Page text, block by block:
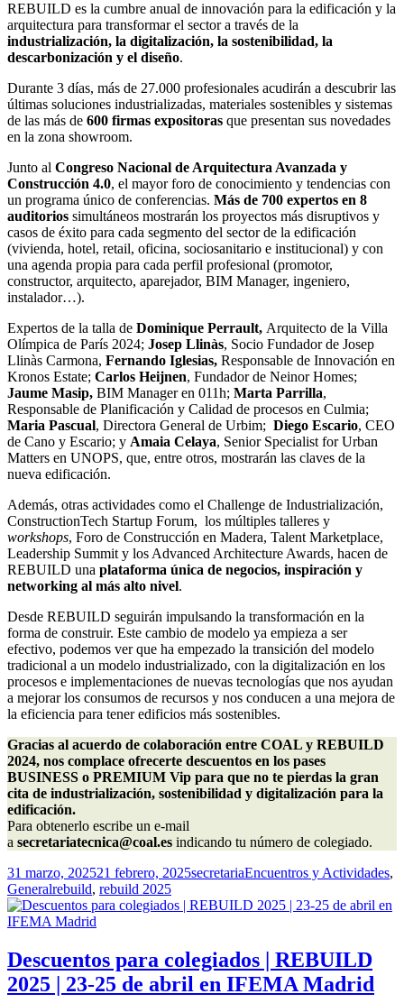
REBUILD es la cumbre anual de innovación para la edificación y la
arquitectura para transformar el sector a través de la
industrialización, la digitalización, la sostenibilidad, la
descarbonización y el diseño.
Durante 3 días, más de 27.000 profesionales acudirán a descubrir las
últimas soluciones industrializadas, materiales sostenibles y sistemas
de las más de 600 firmas expositoras que presentan sus novedades
en la zona showroom.
Junto al Congreso Nacional de Arquitectura Avanzada y
Construcción 4.0, el mayor foro de conocimiento y tendencias con
un programa único de conferencias. Más de 700 expertos en 8
auditorios simultáneos mostrarán los proyectos más disruptivos y
casos de éxito para cada segmento del sector de la edificación
(vivienda, hotel, retail, oficina, sociosanitario e institucional) y con
una agenda propia para cada perfil profesional (promotor,
constructor, arquitecto, aparejador, BIM Manager, ingeniero,
instalador…).
Expertos de la talla de Dominique Perrault, Arquitecto de la Villa
Olímpica de París 2024; Josep Llinàs, Socio Fundador de Josep
Llinàs Carmona, Fernando Iglesias, Responsable de Innovación en
Kronos Estate; Carlos Heijnen, Fundador de Neinor Homes;
Jaume Masip, BIM Manager en 011h; Marta Parrilla,
Responsable de Planificación y Calidad de procesos en Culmia;
Maria Pascual, Directora General de Urbim; Diego Escario, CEO
de Cano y Escario; y Amaia Celaya, Senior Specialist for Urban
Matters en UNOPS, que, entre otros, mostrarán las claves de la
nueva edificación.
Además, otras actividades como el Challenge de Industrialización,
ConstructionTech Startup Forum, los múltiples talleres y
workshops, Foro de Construcción en Madera, Talent Marketplace,
Leadership Summit y los Advanced Architecture Awards, hacen de
REBUILD una plataforma única de negocios, inspiración y
networking al más alto nivel.
Desde REBUILD seguirán impulsando la transformación en la
forma de construir. Este cambio de modelo ya empieza a ser
efectivo, podemos ver que ha empezado la transición del modelo
tradicional a un modelo industrializado, con la digitalización en los
procesos e implementaciones de nuevas tecnologías que nos ayudan
a mejorar los consumos de recursos y nos conducen a una mejora de
la eficiencia para tener edificios más sostenibles.
Gracias al acuerdo de colaboración entre COAL y REBUILD
2024, nos complace ofrecerte descuentos en los pases
BUSINESS o PREMIUM Vip para que no te pierdas la gran
cita de industrialización, sostenibilidad y digitalización para la
edificación.
Para obtenerlo escribe un e-mail
a secretariatecnica@coal.es indicando tu número de colegiado.
Publicado
el
31 marzo, 202521 febrero, 2025Autor
secretariaCategorías
Encuentros y Actividades,
GeneralEtiquetas
rebuild, rebuild 2025
Descuentos para colegiados | REBUILD
2025 | 23-25 de abril en IFEMA Madrid